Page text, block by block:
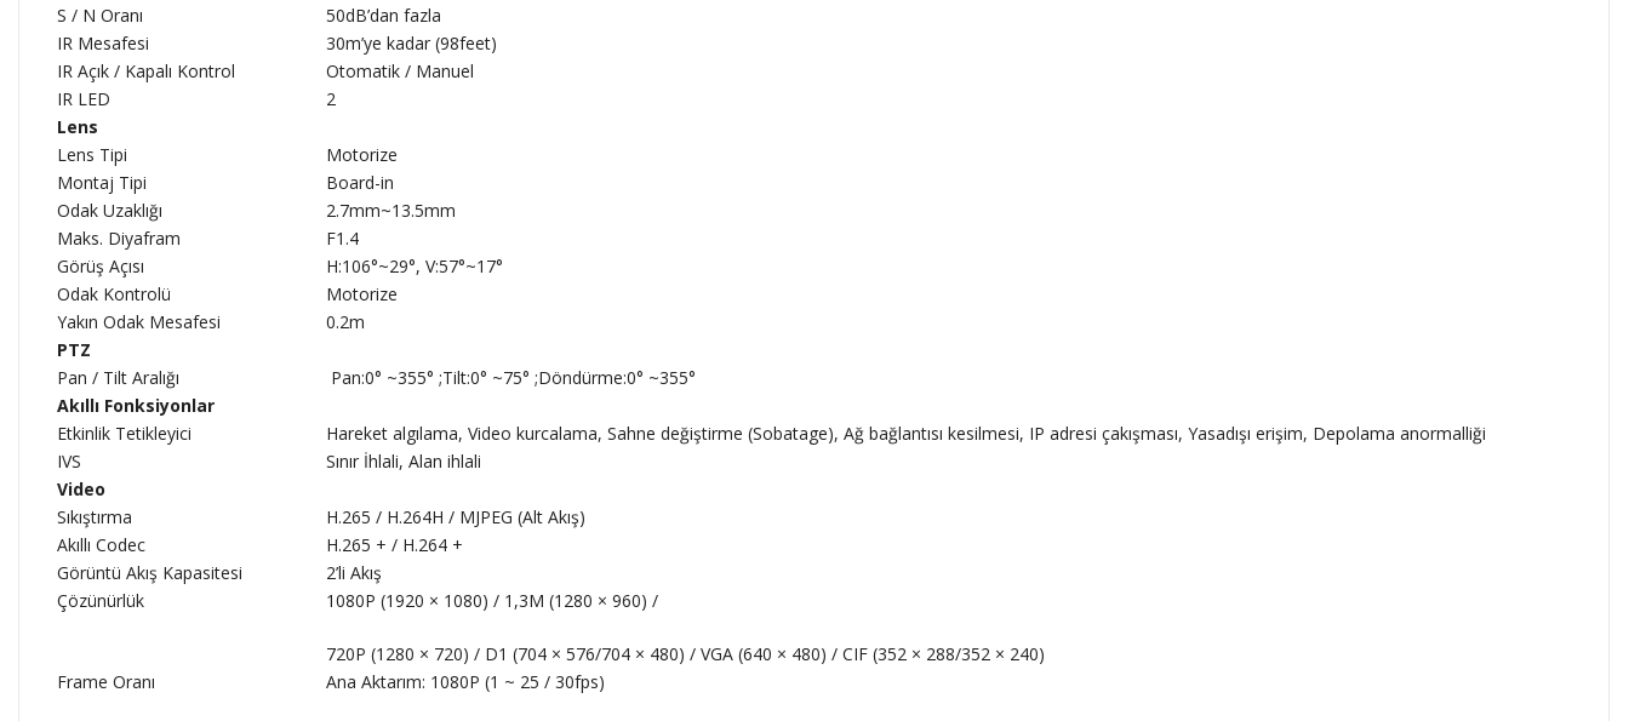
S / N Oranı
50dB’dan fazla
IR Mesafesi
30m’ye kadar (98feet)
IR Açık / Kapalı Kontrol
Otomatik / Manuel
IR LED
2
Lens
Lens Tipi
Motorize
Montaj Tipi
Board-in
Odak Uzaklığı
2.7mm~13.5mm
Maks. Diyafram
F1.4
Görüş Açısı
H:106°~29°, V:57°~17°
Odak Kontrolü
Motorize
Yakın Odak Mesafesi
0.2m
PTZ
Pan / Tilt Aralığı
Pan:0° ~355° ;Tilt:0° ~75° ;Döndürme:0° ~355°
Akıllı Fonksiyonlar
Etkinlik Tetikleyici
Hareket algılama, Video kurcalama, Sahne değiştirme (Sobatage), Ağ bağlantısı kesilmesi, IP adresi çakışması, Yasadışı erişim, Depolama anormalliği
IVS
Sınır İhlali, Alan ihlali
Video
Sıkıştırma
H.265 / H.264H / MJPEG (Alt Akış)
Akıllı Codec
H.265 + / H.264 +
Görüntü Akış Kapasitesi
2’li Akış
Çözünürlük
1080P (1920 × 1080) / 1,3M (1280 × 960) /
720P (1280 × 720) / D1 (704 × 576/704 × 480) / VGA (640 × 480) / CIF (352 × 288/352 × 240)
Frame Oranı
Ana Aktarım: 1080P (1 ~ 25 / 30fps)